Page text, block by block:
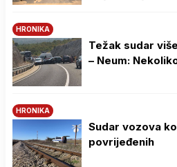
HRONIKA
Težak sudar
– Neum:
HRONIKA
Sudar vozova
povrijeđenih